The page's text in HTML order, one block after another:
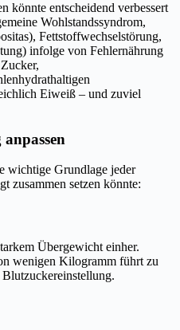
könnte entscheidend verbessert
Wohlstandssyndrom,
Fettstoffwechselstörung,
infolge von Fehlernährung
Eiweiß – und zuviel
wichtige Grundlage jeder
zusammen setzen könnte:
Übergewicht einher.
wenigen Kilogramm führt zu